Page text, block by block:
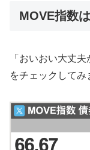
MOVE指数
「おいおい大丈
をチェックしてみ